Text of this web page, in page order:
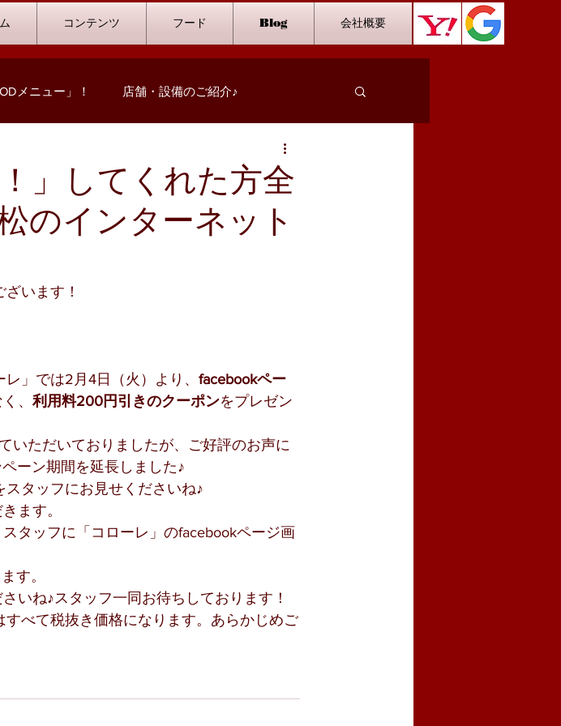
コンテンツ フード Blog 会社概要
メニュー」！ 店舗・設備のご紹介♪
スタッフインタビュー
呂店 掛川店 浜岡店 カラオケ ダーツ
プランシミュレーション
」してくれた方全
のインターネット
います！
」では2月4日（火）より、 facebookペー
く、利用料200円引きのクーポンをプレゼン
いただいておりましたが、ご好評のお声に
ーン期間を延長しました♪
タッフにお見せくださいね♪
ます。
タッフに「コローレ」のfacebookページ画
す。
いね♪スタッフ一同お待ちしております！
べて税抜き価格になります。あらかじめご